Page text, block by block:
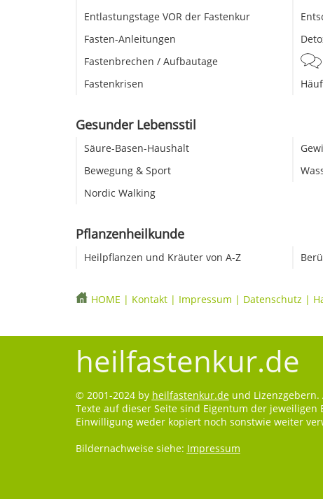
Entlastungstage VOR der Fastenkur
Fasten-Anleitungen
Fastenbrechen / Aufbautage
Fastenkrisen
Gesunder Lebensstil
Säure-Basen-Haushalt
Bewegung & Sport
Nordic Walking
Pflanzenheilkunde
Heilpflanzen und Kräuter von A-Z
HOME | Kontakt| Impressum | Datenschutz |
heilfastenkur.de
© 2001-2024 by heilfastenkur.deund Lizenzgebern.
Texte auf dieser Seite sind Eigentum der
Einwilligung weder kopiert noch sonstwie weiter
Bildernachweise siehe: Impressum